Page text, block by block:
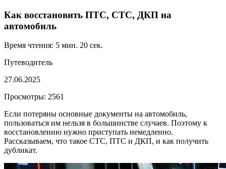
Как восстановить ПТС, СТС, ДКП на
автомобиль
Время чтения: 5 мин. 20 сек.
Путеводитель
27.06.2025
Просмотры: 2561
Если потеряны основные документы на автомобиль,
пользоваться им нельзя в большинстве случаев. Поэтому к
восстановлению нужно приступать немедленно.
Рассказываем, что такое СТС, ПТС и ДКП, и как получить
дубликат.